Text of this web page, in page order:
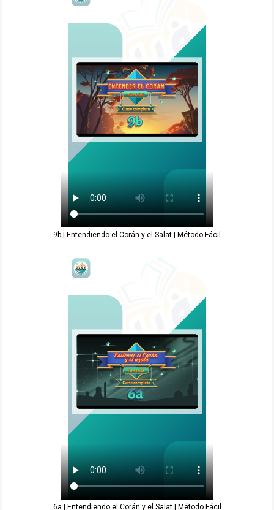
9b | Entendiendo el Corán y el Salat | Método Fácil
6a | Entendiendo el Corán y el Salat | Método Fácil